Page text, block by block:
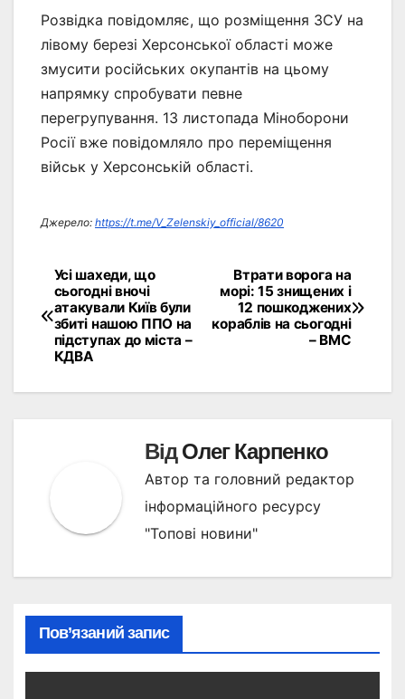
Розвідка повідомляє, що розміщення ЗСУ на
лівому березі Херсонської області може
змусити російських окупантів на цьому
напрямку спробувати певне
перегрупування. 13 листопада Міноборони
Росії вже повідомляло про переміщення
військ у Херсонській області.
Джерело: https://t.me/V_Zelenskiy_official/8620
Навігація
записів
Втрати ворога на
морі: 15 знищених і
12 пошкоджених
кораблів на сьогодні
– ВМС
Усі шахеди, що
сьогодні вночі
атакували Київ були
збиті нашою ППО на
підступах до міста –
КДВА
ВідОлег Карпенко
Автор та головний редактор
інформаційного ресурсу
"Топові новини"
Пов’язаний запис